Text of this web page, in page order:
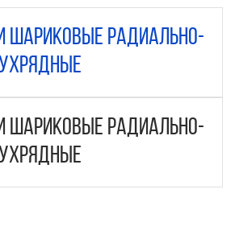
шариковые радиально-
шариковые радиально-